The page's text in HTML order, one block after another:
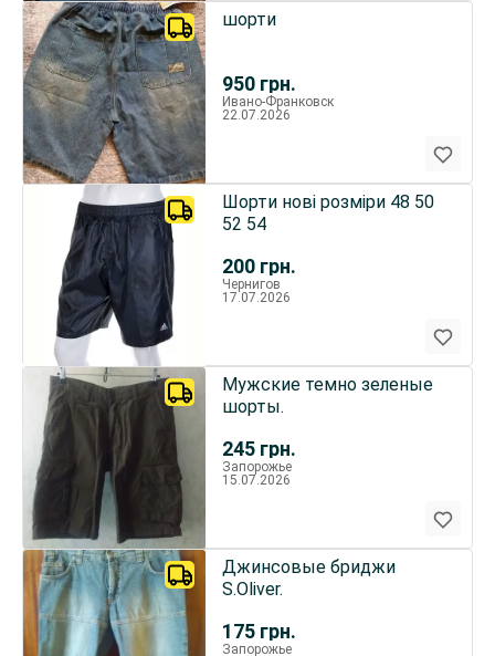
950 грн.
шорти
Ивано-Франковск
22.07.2026
200 грн.
Шорти нові розміри 48 50
52 54
Чернигов
17.07.2026
245 грн.
Мужские темно зеленые
шорты.
Запорожье
15.07.2026
175 грн.
Джинсовые бриджи
S.Oliver.
Запорожье